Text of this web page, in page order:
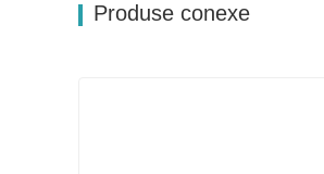
Produse conexe